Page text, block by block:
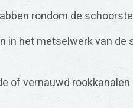
rondom de
in het metselwerk van de
of vernauwd